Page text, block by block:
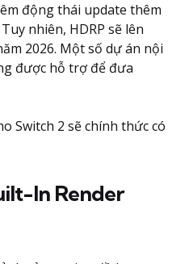
động thái update thêm
nhiên, HDRP sẽ lên
2026. Một số dự án nội
được hỗ trợ để đưa
Switch 2 sẽ chính thức có
In Render